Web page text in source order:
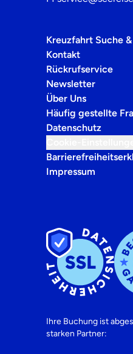
Kreuzfahrt Suche
Kontakt
Rückrufservice
Newsletter
Über Uns
Häufig gestellte
Datenschutz
Impressum
Ihre Buchung ist
starken Partner: